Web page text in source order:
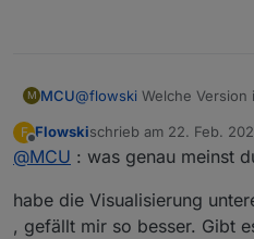
M MCU@flowski Welche Version
F
Offline
Flowskischrieb am 22. Feb.
zuletzt editiert von
@MCU : was genau meinst
habe die Visualisierung
, gefällt mir so besser. Gibt